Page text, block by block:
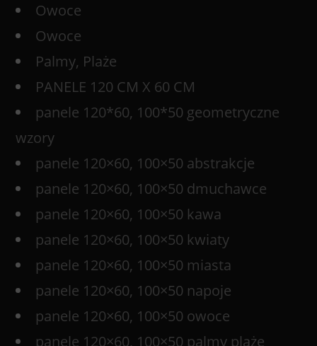
Owoce
Owoce
Palmy, Plaże
PANELE 120 CM X 60 CM
panele 120*60, 100*50 geometryczne
wzory
panele 120×60, 100×50 abstrakcje
panele 120×60, 100×50 dmuchawce
panele 120×60, 100×50 kawa
panele 120×60, 100×50 kwiaty
panele 120×60, 100×50 miasta
panele 120×60, 100×50 napoje
panele 120×60, 100×50 owoce
panele 120×60, 100×50 palmy plaże